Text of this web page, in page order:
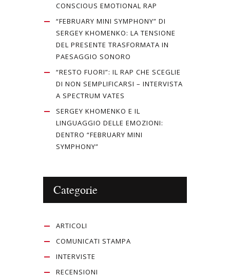
CONSCIOUS EMOTIONAL RAP
“FEBRUARY MINI SYMPHONY” DI
SERGEY KHOMENKO: LA TENSIONE
DEL PRESENTE TRASFORMATA IN
PAESAGGIO SONORO
“RESTO FUORI”: IL RAP CHE SCEGLIE
DI NON SEMPLIFICARSI – INTERVISTA
A SPECTRUM VATES
SERGEY KHOMENKO E IL
LINGUAGGIO DELLE EMOZIONI:
DENTRO “FEBRUARY MINI
SYMPHONY”
Categorie
ARTICOLI
COMUNICATI STAMPA
INTERVISTE
RECENSIONI